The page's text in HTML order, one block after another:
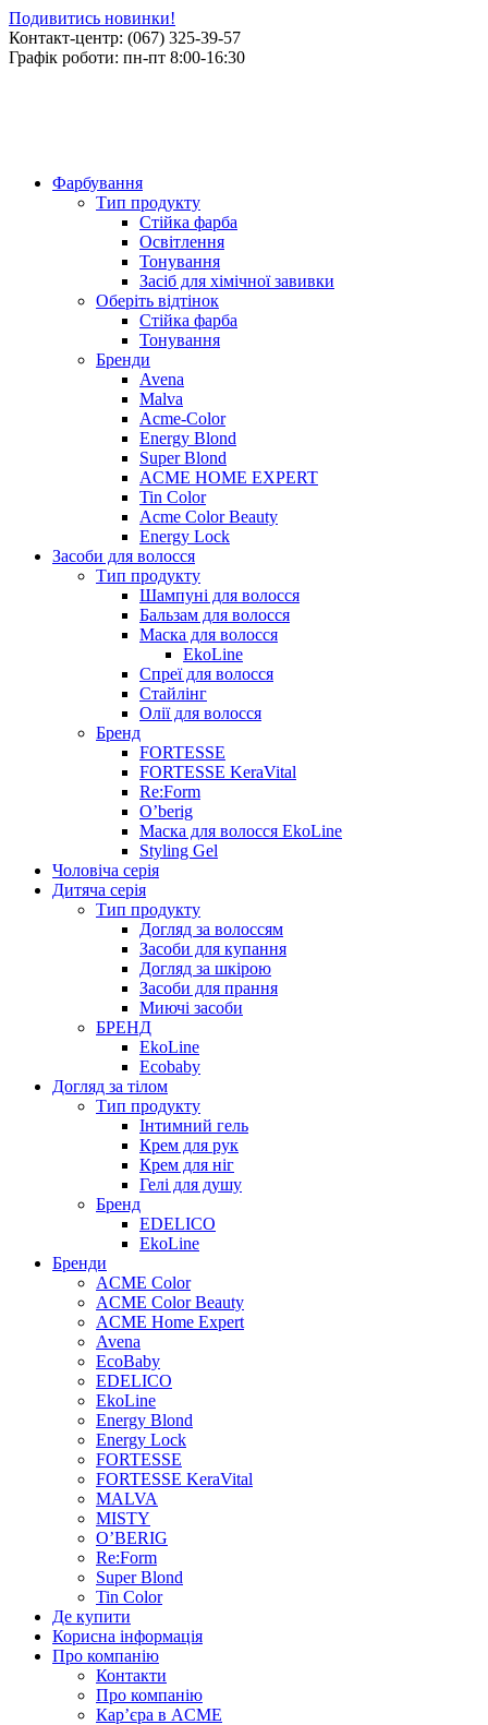
Подивитись новинки!
Контакт-центр: (067) 325-39-57
Графік роботи: пн-пт 8:00-16:30
Фарбування
Тип продукту
Стійка фарба
Освітлення
Тонування
Засіб для хімічної завивки
Оберіть відтінок
Стійка фарба
Тонування
Бренди
Avena
Malva
Acme-Color
Energy Blond
Super Blond
ACME HOME EXPERT
Tin Color
Acme Color Beauty
Energy Lock
Засоби для волосся
Тип продукту
Шампуні для волосся
Бальзам для волосся
Маска для волосся
EkoLine
Спреї для волосся
Стайлінг
Олії для волосся
Бренд
FORTESSE
FORTESSE KeraVital
Re:Form
O’berig
Маска для волосся EkoLine
Styling Gel
Чоловіча серія
Дитяча серія
Тип продукту
Догляд за волоссям
Засоби для купання
Догляд за шкірою
Засоби для прання
Миючі засоби
БРЕНД
EkoLine
Ecobaby
Догляд за тілом
Тип продукту
Інтимний гель
Крем для рук
Крем для ніг
Гелі для душу
Бренд
EDELICO
EkoLine
Бренди
ACME Color
ACME Color Beauty
ACME Home Expert
Avena
EcoBaby
EDELICO
EkoLine
Energy Blond
Energy Lock
FORTESSE
FORTESSE KeraVital
MALVA
MISTY
O’BERIG
Re:Form
Super Blond
Tin Color
Де купити
Корисна інформація
Про компанію
Контакти
Про компанію
Кар’єра в ACME